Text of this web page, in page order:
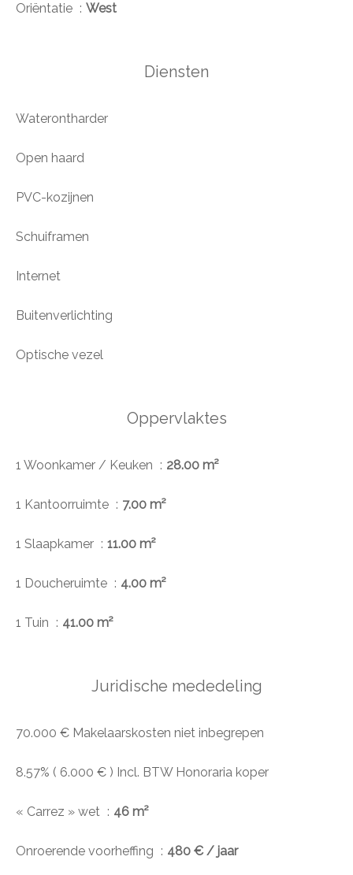
Oriëntatie West
Diensten
Waterontharder
Open haard
PVC-kozijnen
Schuiframen
Internet
Buitenverlichting
Optische vezel
Oppervlaktes
1 Woonkamer / Keuken 28.00 m²
1 Kantoorruimte 7.00 m²
1 Slaapkamer 11.00 m²
1 Doucheruimte 4.00 m²
1 Tuin 41.00 m²
Juridische mededeling
70.000 € Makelaarskosten niet inbegrepen
8.57% ( 6.000 € ) Incl. BTW Honoraria koper
« Carrez » wet 46 m²
Onroerende voorheffing 480 € / jaar